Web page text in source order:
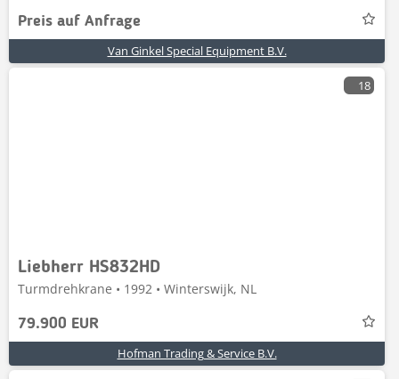
Preis auf Anfrage
Van Ginkel Special Equipment B.V.
18
Liebherr HS832HD
Turmdrehkrane • 1992 • Winterswijk, NL
79.900 EUR
Hofman Trading & Service B.V.